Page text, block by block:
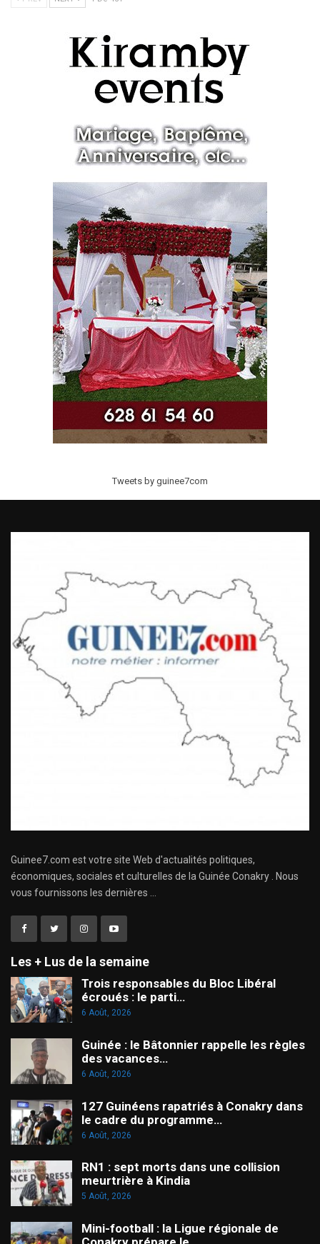
Tweets by guinee7com
Guinee7.com est votre site Web d'actualités politiques,
économiques, sociales et culturelles de la Guinée Conakry . Nous
vous fournissons les dernières ...
Les + Lus de la semaine
Trois responsables du Bloc Libéral
écroués : le parti…
6 Août, 2026
Guinée : le Bâtonnier rappelle les règles
des vacances…
6 Août, 2026
127 Guinéens rapatriés à Conakry dans
le cadre du programme…
6 Août, 2026
RN1 : sept morts dans une collision
meurtrière à Kindia
5 Août, 2026
Mini-football : la Ligue régionale de